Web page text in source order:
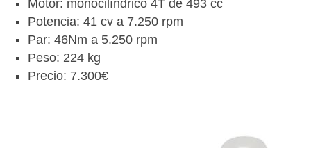
Motor: monocilíndrico 4T de 493 cc
Potencia: 41 cv a 7.250 rpm
Par: 46Nm a 5.250 rpm
Peso: 224 kg
Precio: 7.300€